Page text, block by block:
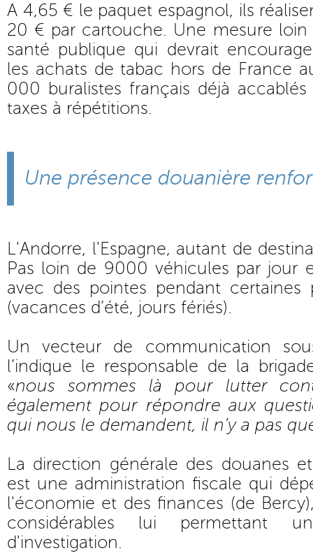
A 4,65 € le paquet espagnol, ils
20 € par cartouche. Une mesure
santé publique qui devrait
les achats de tabac hors de France
000 buralistes français déjà
taxes à répétitions.
Une présence douanière
L'Andorre, l'Espagne, autant de
Pas loin de 9000 véhicules par jour
avec des pointes pendant certaines
(vacances d’été, jours fériés).
Un vecteur de communication
l’indique le responsable de la
«nous sommes là pour lutter
également pour répondre aux
qui nous le demandent, il n’y a pas
La direction générale des douanes
est une administration fiscale qui
l'économie et des finances (de
considérables lui permettant
d'investigation.